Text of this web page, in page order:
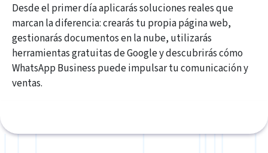
Desde el primer día aplicarás soluciones reales que
marcan la diferencia: crearás tu propia página web,
gestionarás documentos en la nube, utilizarás
herramientas gratuitas de Google y descubrirás cómo
WhatsApp Business puede impulsar tu comunicación y
ventas.